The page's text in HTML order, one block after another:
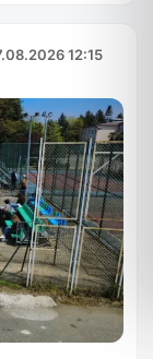
12:15